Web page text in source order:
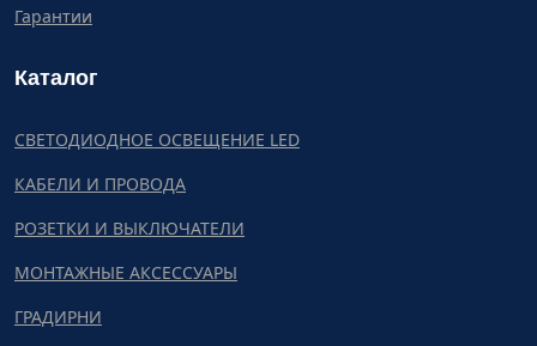
Гарантии
Каталог
СВЕТОДИОДНОЕ ОСВЕЩЕНИЕ LED
КАБЕЛИ И ПРОВОДА
РОЗЕТКИ И ВЫКЛЮЧАТЕЛИ
МОНТАЖНЫЕ АКСЕССУАРЫ
ГРАДИРНИ